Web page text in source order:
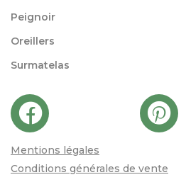
Peignoir
Oreillers
Surmatelas
Mentions légales
Conditions générales de vente